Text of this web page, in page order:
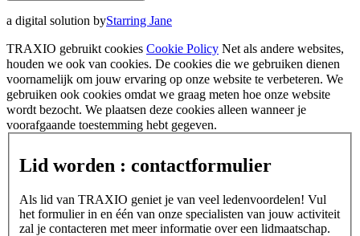
a digital solution byStarring Jane
TRAXIO gebruikt cookies Cookie Policy Net als andere websites,
houden we ook van cookies. De cookies die we gebruiken dienen
voornamelijk om jouw ervaring op onze website te verbeteren. We
gebruiken ook cookies omdat we graag meten hoe onze website
wordt bezocht. We plaatsen deze cookies alleen wanneer je
voorafgaande toestemming hebt gegeven.
Lid worden : contactformulier
Als lid van TRAXIO geniet je van veel ledenvoordelen! Vul
het formulier in en één van onze specialisten van jouw activiteit
zal je contacteren met meer informatie over een lidmaatschap.